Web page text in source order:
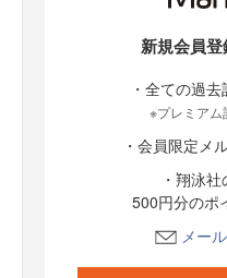
新規会員登
・全ての過
※プレミアム
・会員限定メ
・翔泳
500円分のポ
メー